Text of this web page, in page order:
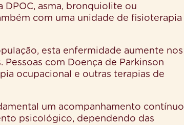
asma, bronquiolite ou
com uma unidade de fisioterapia
esta enfermidade aumente nos
com Doença de Parkinson
ocupacional e outras terapias de
um acompanhamento contínuo
psicológico, dependendo das